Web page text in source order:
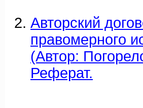
Авторский
правомерного
(Автор:
Реферат.